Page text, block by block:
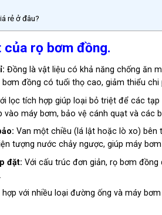
rẻ ở đâu?
của rọ bơm đồng.
Đồng là vật liệu có khả năng chống ăn
đồng có tuổi thọ cao, giảm thiểu chi
lọc tích hợp giúp loại bỏ triệt để các
vào máy bơm, bảo vệ cánh quạt và các
Van một chiều (lá lật hoặc lò xo)
tượng nước chảy ngược, giúp máy
đặt: Với cấu trúc đơn giản, rọ bơm
hợp với nhiều loại đường ống và máy